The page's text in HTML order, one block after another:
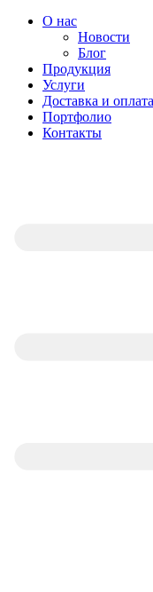
О нас
Новости
Блог
Продукция
Услуги
Доставка и оплата
Портфолио
Контакты